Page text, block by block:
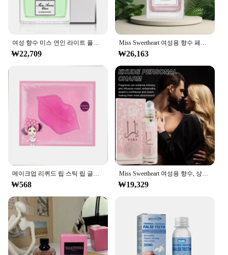
**Versatile and Long-Lasting**
These tattoos are not just about style; they are about
versatility. The high-quality temporary tattoo paper
ensures that the design stays vibrant and intact for
several days, making them ideal for festivals,
parties, or even as a unique gift for friends and
family. The adjustable size means that you can
customize the tattoo to fit any body part, from wrists
to arms, and express your creativity in a way that is
both unique and comfortable.
**For Vendors and Suppliers**
If you're a vendor or supplier looking to add a
trendy product to your inventory, our Miss Cat
Tattoo Stickers are an excellent choice. With their
wholesale availability, you can offer your customers
a fun and fashionable way to express themselves.
The sets are designed to cater to various occasions,
making them a versatile addition to your product
line. Whether you're stocking up for a retail store or
a festival vendor, these tattoos are sure to be a hit.
여성 향수 미스 연인 라이트 플로럴 노트, 오리지널 데일리 데이트 향수, 지속되는 향수, 페로몬 라이트 향수, 50ml
₩22,709
Miss Sweetheart 여성용 향수 페로몬 란저, 24-48 시간 가벼운 꽃 노트, 오리지널 데일리 데이트, 50ml
₩26,163
메이크업 리퀴드 립 스틱 립 글로스, 방수 오래 지속되는 티어 립스틱, 립글로스 미스 여성 섹시 레드 메이크업, 티어 풀 립 마스크
₩568
Miss Sweetheart 여성용 향수, 상큼하고 우아한 향수, 가벼운 꽃 노트, 오리지널 데일리 데이트, 50ml
₩19,329